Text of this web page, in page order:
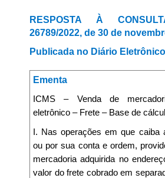
RESPOSTA À
26789/2022, de 30 de
Publicada no Diário
Ementa
ICMS – Venda de
eletrônico – Frete – Base de
I. Nas operações em que caiba
ou por sua conta e ordem,
mercadoria adquirida no
valor do frete cobrado em